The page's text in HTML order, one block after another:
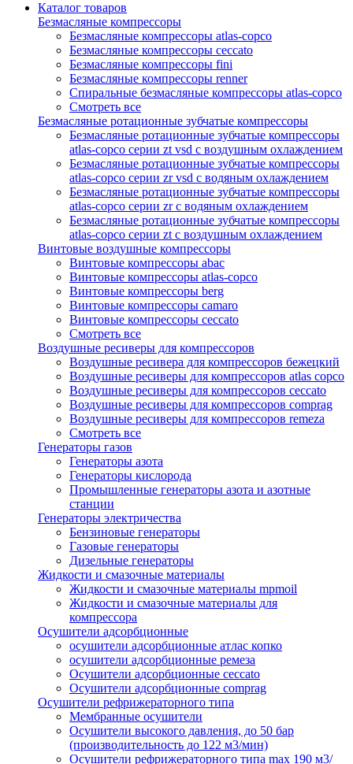
Каталог товаров
Безмасляные компрессоры
Безмасляные компрессоры atlas-copco
Безмасляные компрессоры ceccato
Безмасляные компрессоры fini
Безмасляные компрессоры renner
Спиральные безмасляные компрессоры atlas-copco
Смотреть все
Безмасляные ротационные зубчатые компрессоры
Безмасляные ротационные зубчатые компрессоры
atlas-copco серии zt vsd с воздушным охлаждением
Безмасляные ротационные зубчатые компрессоры
atlas-copco серии zr vsd с водяным охлаждением
Безмасляные ротационные зубчатые компрессоры
atlas-copco серии zr с водяным охлаждением
Безмасляные ротационные зубчатые компрессоры
atlas-copco серии zt с воздушным охлаждением
Винтовые воздушные компрессоры
Винтовые компрессоры abac
Винтовые компрессоры atlas-copco
Винтовые компрессоры berg
Винтовые компрессоры camaro
Винтовые компрессоры ceccato
Смотреть все
Воздушные ресиверы для компрессоров
Воздушные ресивера для компрессоров бежецкий
Воздушные ресиверы для компрессоров atlas copco
Воздушные ресиверы для компрессоров ceccato
Воздушные ресиверы для компрессоров comprag
Воздушные ресиверы для компрессоров remeza
Смотреть все
Генераторы газов
Генераторы азота
Генераторы кислорода
Промышленные генераторы азота и азотные
станции
Генераторы электричества
Бензиновые генераторы
Газовые генераторы
Дизельные генераторы
Жидкости и смазочные материалы
Жидкости и смазочные материалы mpmoil
Жидкости и смазочные материалы для
компрессора
Осушители адсорбционные
осушители адсорбционные атлас копко
осушители адсорбционные ремеза
Осушители адсорбционные ceccato
Осушители адсорбционные comprag
Осушители рефрижераторного типа
Мембранные осушители
Осушители высокого давления, до 50 бар
(производительность до 122 м3/мин)
Осушители рефрижераторного типа max 190 м3/